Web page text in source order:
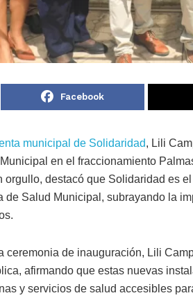
Facebook
municipal de Solidaridad, Lili
en el fraccionamiento
orgullo, destacó que Solidaridad es
de Salud Municipal, subrayando la
ceremonia de inauguración, Lili
afirmando que estas nuevas
y servicios de salud accesibles